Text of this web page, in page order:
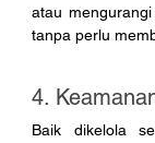
atau
tanpa perlu
4.
Baik dikelola